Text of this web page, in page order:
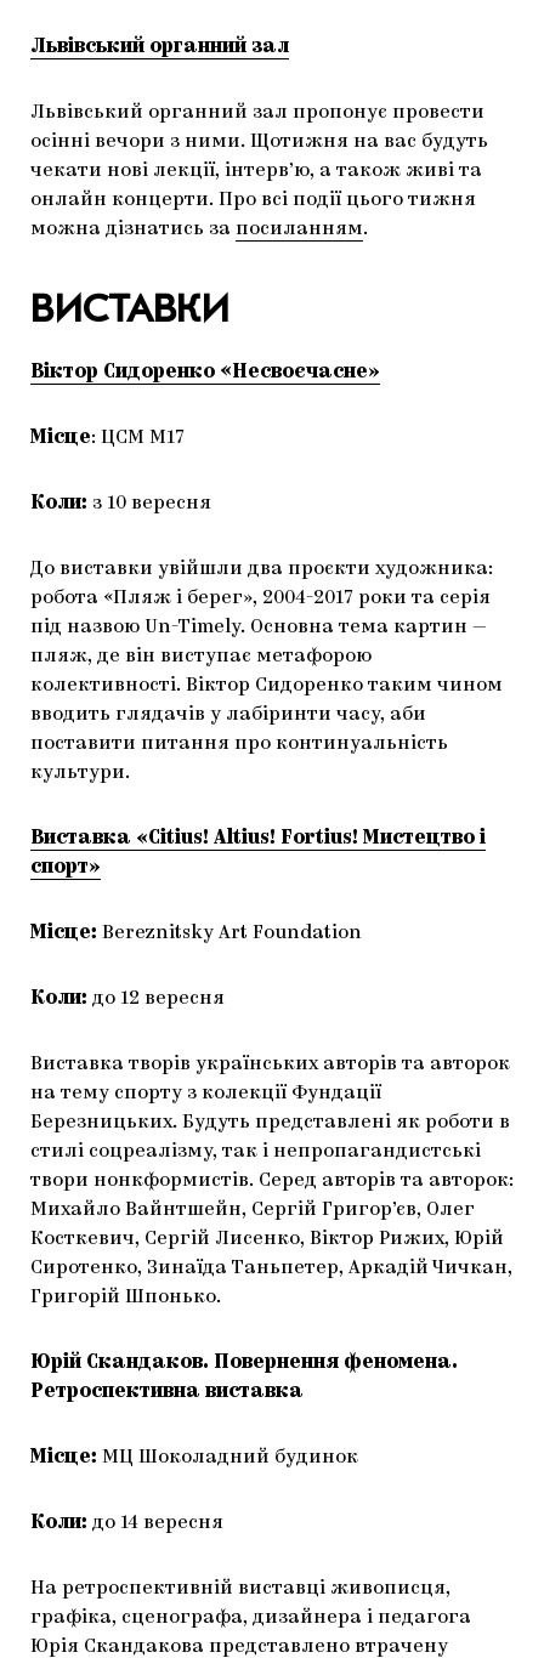
Львівський органний зал
Львівський органний зал пропонує провести
осінні вечори з ними. Щотижня на вас будуть
чекати нові лекції, інтерв’ю, а також живі та
онлайн концерти. Про всі події цього тижня
можна дізнатись за посиланням.
ВИСТАВКИ
Віктор Сидоренко «Несвоєчасне»
Місце: ЦСМ М17
Коли: з 10 вересня
До виставки увійшли два проєкти художника:
робота «Пляж і берег», 2004-2017 роки та серія
під назвою Un-Timely. Основна тема картин —
пляж, де він виступає метафорою
колективності. Віктор Сидоренко таким чином
вводить глядачів у лабіринти часу, аби
поставити питання про континуальність
культури.
Виставка «Citius! Altius! Fortius! Мистецтво і
спорт»
Місце: Bereznitsky Art Foundation
Коли: до 12 вересня
Виставка творів українських авторів та авторок
на тему спорту з колекції Фундації
Березницьких. Будуть представлені як роботи в
стилі соцреалізму, так і непропагандистські
твори нонкформистів. Серед авторів та авторок:
Михайло Вайнтшейн, Сергій Григор’єв, Олег
Косткевич, Сергій Лисенко, Віктор Рижих, Юрій
Сиротенко, Зинаїда Таньпетер, Аркадій Чичкан,
Григорій Шпонько.
Юрій Скандаков. Повернення феномена.
Ретроспективна виставка
Місце: МЦ Шоколадний будинок
Коли: до 14 вересня
На ретроспективній виставці живописця,
графіка, сценографа, дизайнера і педагога
Юрія Скандакова представлено втрачену